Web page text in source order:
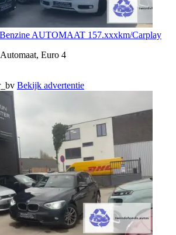
AUTOMAAT 157.xxxkm/Carplay
Euro 4
Bekijk advertentie